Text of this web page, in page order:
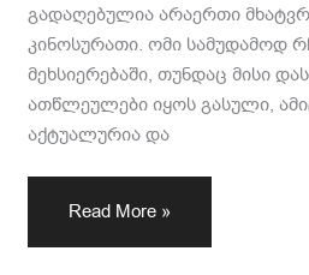
გადაღებულია არაერთი
კინოსურათი. ომი სამუდამოდ
მეხსიერებაში, თუნდაც მისი
ათწლეულები იყოს გასული,
აქტუალურია და
Read More »